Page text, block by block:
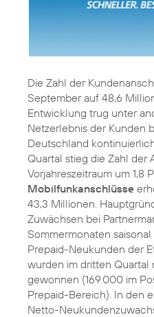
Die Zahl der
September auf 48,6
Entwicklung trug unter
Netzerlebnis der Kunden
Deutschland
Quartal stieg die Zahl der
Vorjahreszeitraum um 1,8
Mobilfunkanschlüsse
43,3 Millionen.
Zuwächsen bei
Sommermonaten
Prepaid-Neukunden der
wurden im dritten
gewonnen (169.000 im
Prepaid-Bereich). In den
Netto-